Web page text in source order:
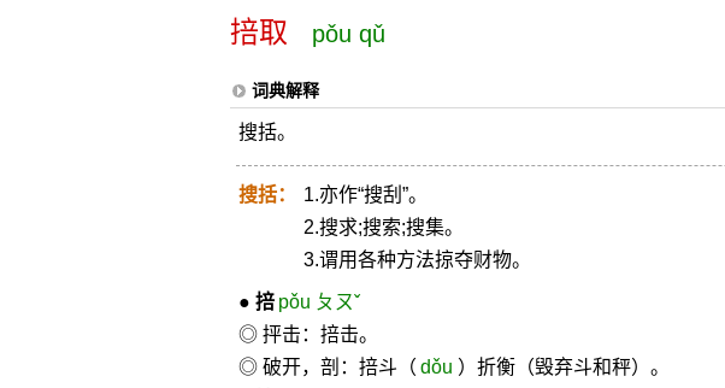
掊取 pǒu qǔ
词典解释
搜括。
搜括：
1.亦作“搜刮”。
2.搜求;搜索;搜集。
3.谓用各种方法掠夺财物。
● 掊 pǒu ㄆㄡˇ
◎ 抨击：掊击。
◎ 破开，剖：掊斗（ dǒu ）折衡（毁弃斗和秤）。